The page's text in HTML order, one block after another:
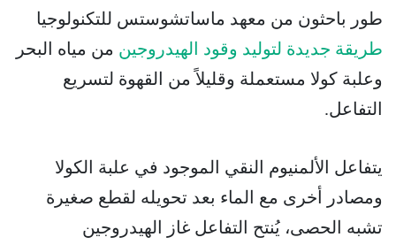
طور باحثون من معهد ماساتشوستس للتكنولوجيا
طريقة جديدة لتوليد وقود الهيدروجين من مياه البحر
وعلبة كولا مستعملة وقليلاً من القهوة لتسريع
التفاعل.
يتفاعل الألمنيوم النقي الموجود في علبة الكولا
ومصادر أخرى مع الماء بعد تحويله لقطع صغيرة
تشبه الحصى، يُنتح التفاعل غاز الهيدروجين